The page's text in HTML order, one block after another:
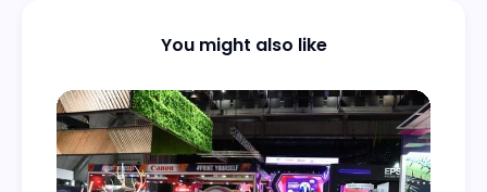
You might also like